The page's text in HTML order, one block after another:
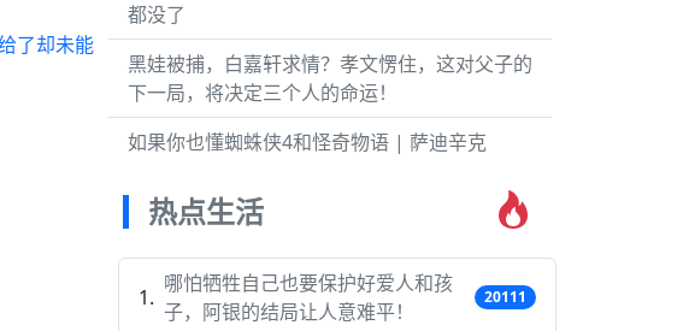
了却未能
都没了
黑娃被捕，白嘉轩求情？孝文愣住，这对父子的
下一局，将决定三个人的命运！
如果你也懂蜘蛛侠4和怪奇物语 | 萨迪辛克
热点生活
哪怕牺牲自己也要保护好爱人和孩
子，阿银的结局让人意难平！
20111